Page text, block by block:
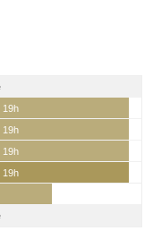
19h
19h
19h
19h